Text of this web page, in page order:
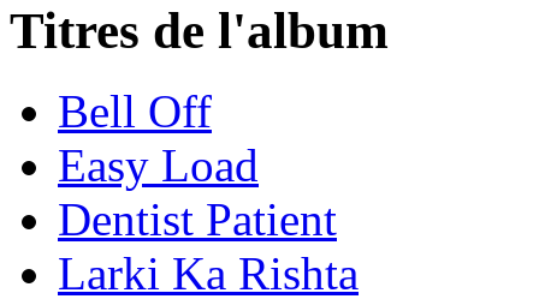
Titres de l'album
Bell Off
Easy Load
Dentist Patient
Larki Ka Rishta